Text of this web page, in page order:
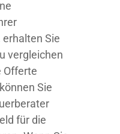
Sie
vergleichen
Offerte
Sie
für die